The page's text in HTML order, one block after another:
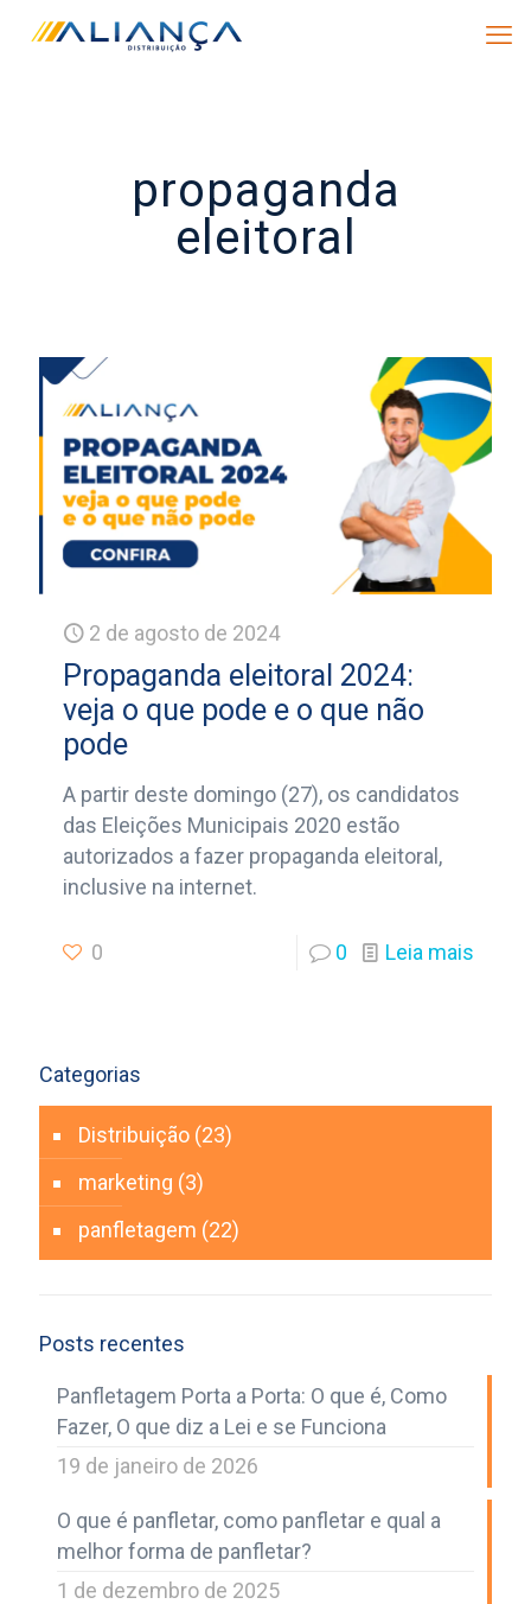
propaganda
eleitoral
2 de agosto de 2024
Propaganda eleitoral 2024:
veja o que pode e o que não
pode
A partir deste domingo (27), os candidatos
das Eleições Municipais 2020 estão
autorizados a fazer propaganda eleitoral,
inclusive na internet.
0 0 Leia mais
Categorias
Distribuição (23)
marketing (3)
panfletagem (22)
Posts recentes
Panfletagem Porta a Porta: O que é, Como
Fazer, O que diz a Lei e se Funciona
19 de janeiro de 2026
O que é panfletar, como panfletar e qual a
melhor forma de panfletar?
1 de dezembro de 2025